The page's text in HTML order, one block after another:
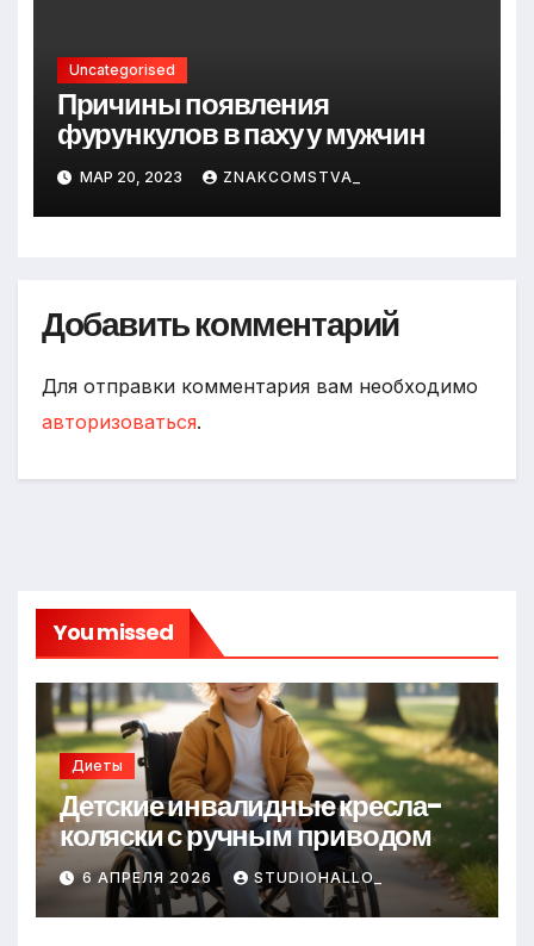
Uncategorised
Причины появления
фурункулов в паху у мужчин
МАР 20, 2023 ZNAKCOMSTVA_
Добавить комментарий
Для отправки комментария вам необходимо
авторизоваться.
You missed
Диеты
Детские инвалидные кресла-
коляски с ручным приводом
6 АПРЕЛЯ 2026 STUDIOHALLO_